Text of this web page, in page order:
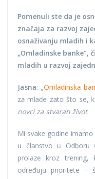
Pomenuli ste da je
značaja za razvoj
osnaživanju mladih i
„Omladinske banke“,
mladih u razvoj
Jasna: „Omladinska
za mlade zato što se,
novci za stvaran život.
Mi svake godine
u članstvo u Odboru
prolaze kroz
određuju prioritete